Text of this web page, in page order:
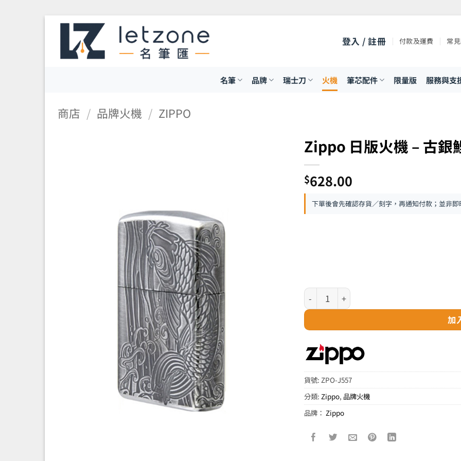
Skip
content
登入 / 註冊 付款及運費 常
名筆 品牌 瑞士刀 火機 筆芯配件 限量版 服務與支
商店 / 品牌火機 / ZIPPO
Zippo 日版火機 – 古
$628.00
下單後會先確認存貨／刻字，再通知付款；並非即
Zippo 日版火機 - 古銀鯉魚 (2面圖案)(J557)
加
貨號:ZPO-J557
分類:Zippo, 品牌火機
品牌：Zippo